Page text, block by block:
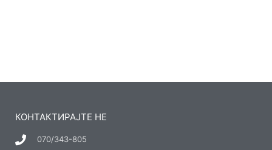
КОНТАКТИРАЈТЕ НЕ
070/343-805